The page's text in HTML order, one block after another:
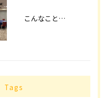
こんなことやってます！！
Tags